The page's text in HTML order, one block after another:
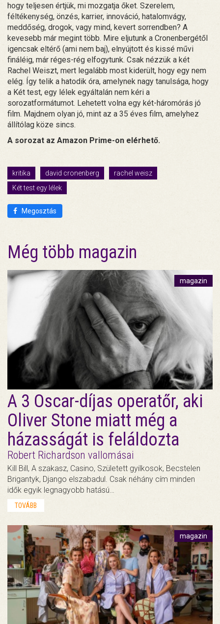
hogy teljesen értjük, mi mozgatja őket. Szerelem,
féltékenység, önzés, karrier, innováció, hatalomvágy,
meddőség, drogok, vagy mind, kevert sorrendben? A
kevesebb már megint több. Mire eljutunk a Cronenbergétől
igencsak eltérő (ami nem baj), elnyújtott és kissé művi
fináléig, már réges-rég elfogytunk. Csak nézzük a két
Rachel Weiszt, mert legalább most kiderült, hogy egy nem
elég. Így telik a hatodik óra, amelynek nagy tanulsága, hogy
a Két test, egy lélek egyáltalán nem kéri a
sorozatformátumot. Lehetett volna egy két-háromórás jó
film. Majdnem olyan jó, mint az a 35 éves film, amelyhez
állítólag köze sincs.
A sorozat az Amazon Prime-on elérhető.
kritika david cronenberg
rachel weisz
Két test egy lélek
Megosztás
Még több magazin
magazin
A 3 Oscar-díjas operatőr, aki
Oliver Stone miatt még a
házasságát is feláldozta
Robert Richardson vallomásai
Kill Bill, A szakasz, Casino, Született gyilkosok, Becstelen
Brigantyk, Django elszabadul. Csak néhány cím minden
idők egyik legnagyobb hatású…
TOVÁBB
magazin